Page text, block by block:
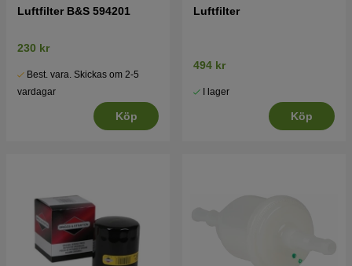
Luftfilter B&S 594201
230 kr
Best. vara. Skickas om 2-5
vardagar
Köp
Luftfilter
494 kr
I lager
Köp